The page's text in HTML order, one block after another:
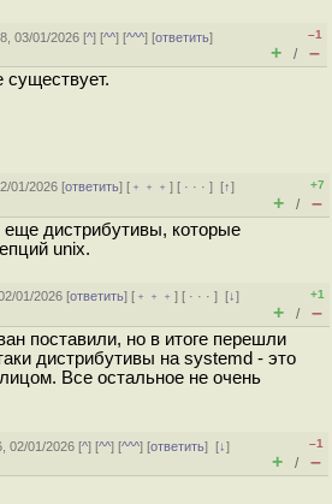
03/01/2026 [^] [^^] [^^^] [ответить]
–1
+ / –
существует.
01/2026 [ответить] [ ﹢﹢﹢] [ · · ·][↑]
+7
+ / –
дистрибутивы, которые
unix.
01/2026 [ответить] [ ﹢﹢﹢] [ · · ·][↓]
+1
+ / –
поставили, но в итоге перешли
дистрибутивы на systemd - это
Все остальное не очень
02/01/2026 [^] [^^] [^^^] [ответить][↓]
–1
+ / –